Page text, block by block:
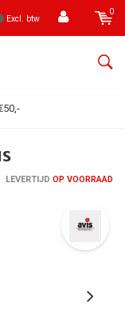
Excl. btw
0
LEVERTIJD OP VOORRAAD